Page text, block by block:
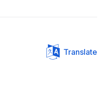
Translate